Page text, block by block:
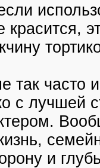
так часто
с лучшей
и